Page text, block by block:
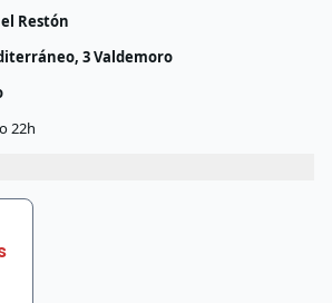
Restón
3 Valdemoro
22h